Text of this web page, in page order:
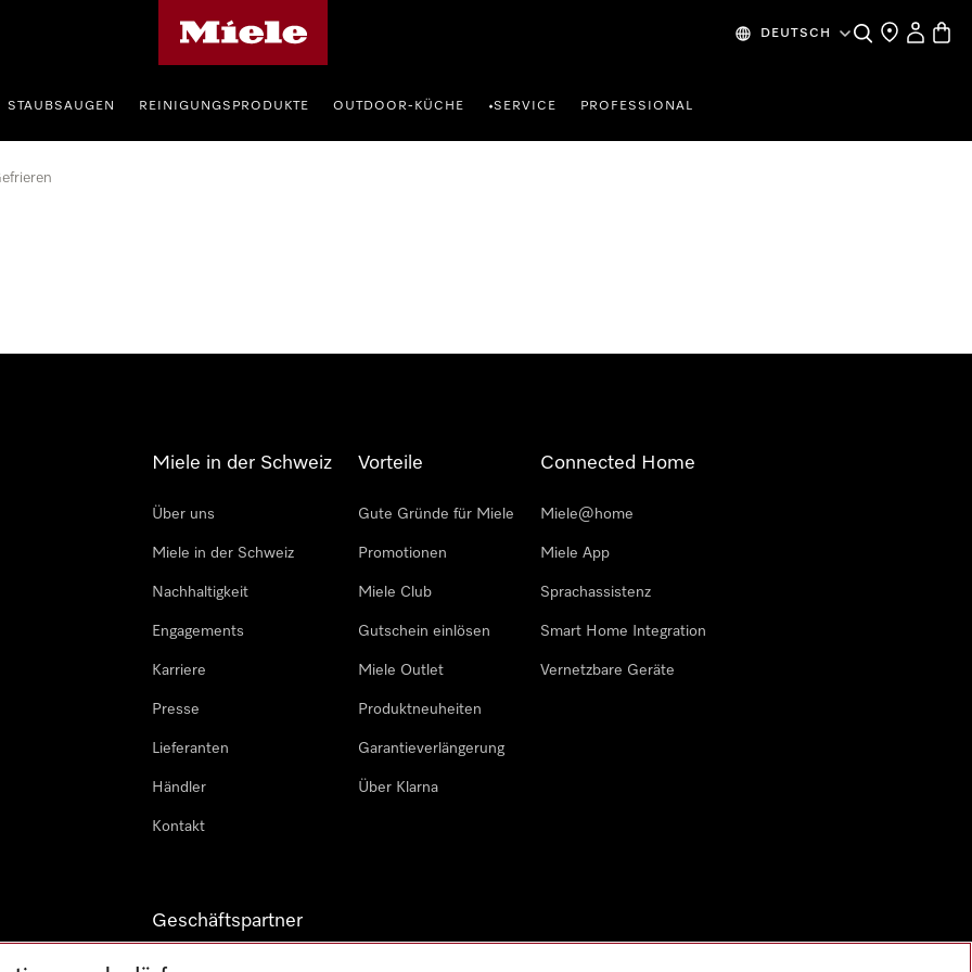
DEUTSCH SucheHändlersuche
Mein
STAUBSAUGEN REINIGUNGSPRODUKTE OUTDOOR-KÜCHE •SERVICE PROFESSIONAL
Miele in der Schweiz
Über uns
Miele in der Schweiz
Nachhaltigkeit
Engagements
Karriere
Presse
Lieferanten
Händler
Kontakt
Vorteile
Gute Gründe für Miele
Promotionen
Miele Club
Gutschein einlösen
Miele Outlet
Produktneuheiten
Garantieverlängerung
Über Klarna
Connected Home
Miele@home
Miele App
Sprachassistenz
Smart Home Integration
Vernetzbare Geräte
Geschäftspartner